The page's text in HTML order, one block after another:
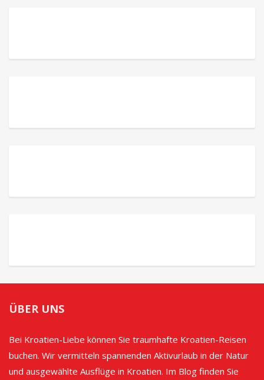
ÜBER UNS
Bei Kroatien-Liebe können Sie traumhafte Kroatien-Reisen
buchen. Wir vermitteln spannenden Aktivurlaub in der Natur
und ausgewählte Ausflüge in Kroatien. Im Blog finden Sie